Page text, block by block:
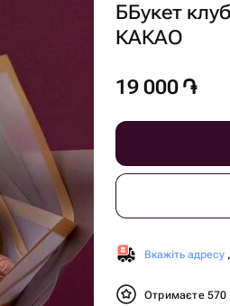
ББукет
КАКАО
19 000 ֏
Вкажіть адресу
Отримаєте 570